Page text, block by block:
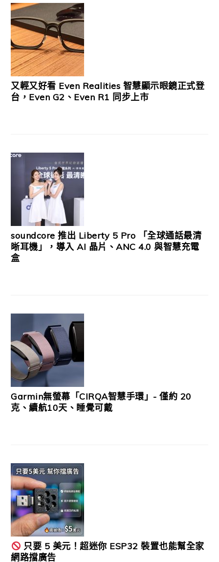
又輕又好看 Even Realities 智慧顯示眼鏡正式登
台，Even G2、Even R1 同步上市
soundcore 推出 Liberty 5 Pro 「全球通話最清
晰耳機」，導入 AI 晶片、ANC 4.0 與智慧充電
盒
Garmin無螢幕「CIRQA智慧手環」- 僅約 20
克、續航10天、睡覺可戴
只要 5 美元！超迷你 ESP32 裝置也能幫全家
網路擋廣告